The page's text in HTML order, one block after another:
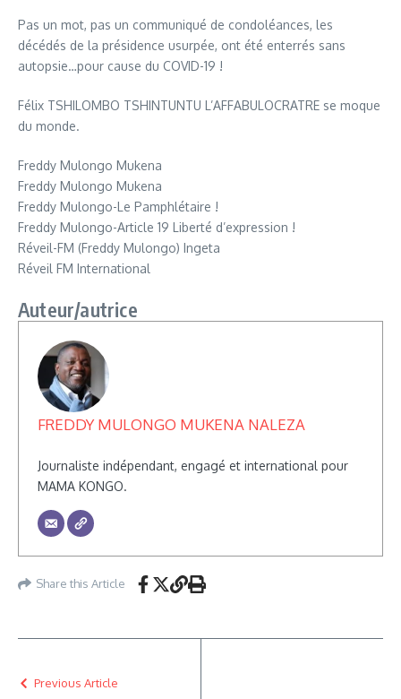
Pas un mot, pas un communiqué de condoléances, les
décédés de la présidence usurpée, ont été enterrés sans
autopsie…pour cause du COVID-19 !
Félix TSHILOMBO TSHINTUNTU L’AFFABULOCRATRE se moque
du monde.
Freddy Mulongo Mukena
Freddy Mulongo Mukena
Freddy Mulongo-Le Pamphlétaire !
Freddy Mulongo-Article 19 Liberté d’expression !
Réveil-FM (Freddy Mulongo) Ingeta
Réveil FM International
Auteur/autrice
FREDDY MULONGO MUKENA NALEZA
Journaliste indépendant, engagé et international pour
MAMA KONGO.
Share this Article
Previous Article